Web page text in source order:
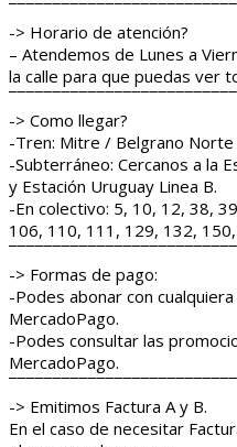
-> Horario de atención?
– Atendemos de Lunes a
la calle para que puedas ver
-> Como llegar?
-Tren: Mitre / Belgrano Norte
-Subterráneo: Cercanos a la
y Estación Uruguay Linea B.
-En colectivo: 5, 10, 12, 38,
106, 110, 111, 129, 132,
-> Formas de pago:
-Podes abonar con
MercadoPago.
-Podes consultar las
MercadoPago.
-> Emitimos Factura A y B.
En el caso de necesitar